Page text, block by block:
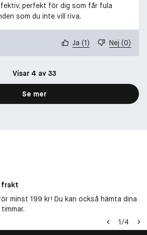
perfekt för dig som får fula
som du inte vill riva.
Ja (1) Nej (0)
Visar 4 av 33
Se mer
frakt
minst 199 kr! Du kan också hämta dina
1/4